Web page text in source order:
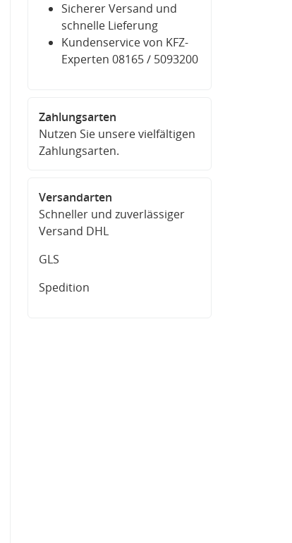
Sicherer Versand und
schnelle Lieferung
Kundenservice von KFZ-
Experten 08165 / 5093200
Zahlungsarten
Nutzen Sie unsere vielfältigen
Zahlungsarten.
Versandarten
Schneller und zuverlässiger
Versand DHL
GLS
Spedition